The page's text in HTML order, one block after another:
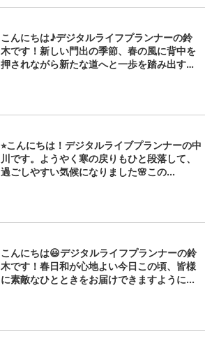
こんにちは♪デジタルライフプランナーの鈴
木です！新しい門出の季節、春の風に背中を
押されながら新たな道へと一歩を踏み出す…
⭐︎こんにちは！デジタルライブプランナーの中
川です。ようやく寒の戻りもひと段落して、
過ごしやすい気候になりました🌸この...
こんにちは😃デジタルライフプランナーの鈴
木です！春日和が心地よい今日この頃、皆様
に素敵なひとときをお届けできますように...